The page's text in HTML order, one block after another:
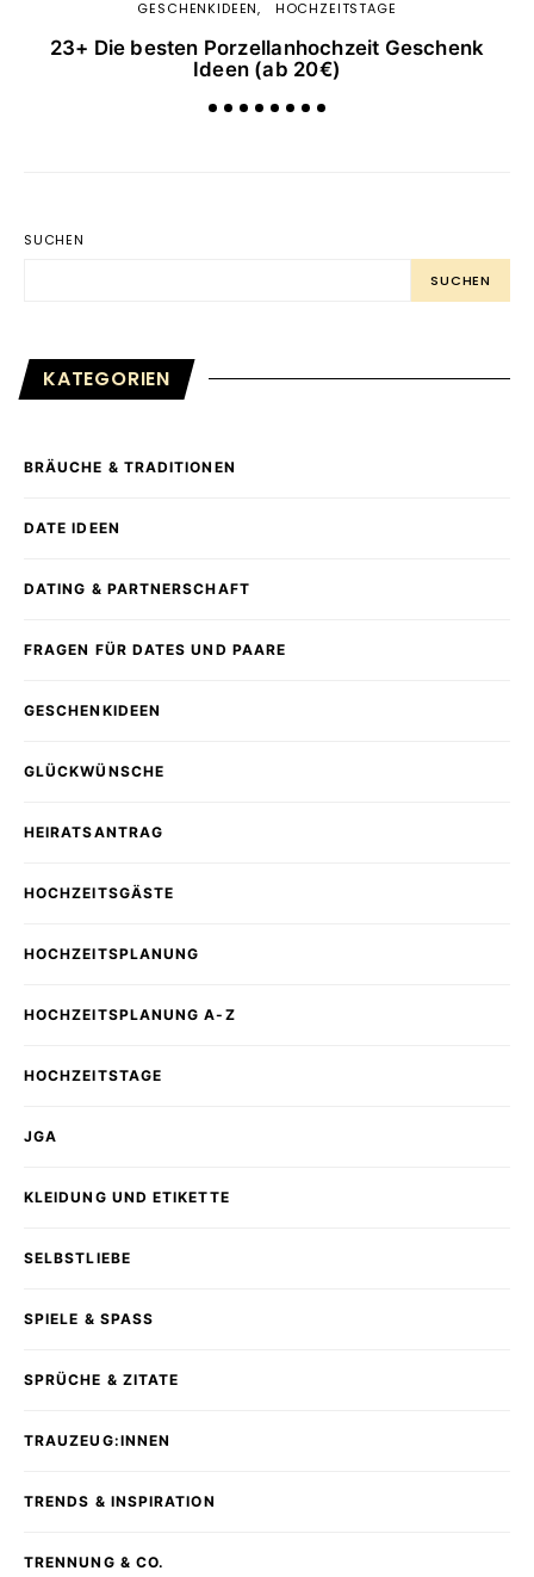
GESCHENKIDEEN HOCHZEITSTAGE
23+ Die besten Porzellanhochzeit Geschenk
Ideen (ab 20€)
SUCHEN
SUCHEN
KATEGORIEN
BRÄUCHE & TRADITIONEN
DATE IDEEN
DATING & PARTNERSCHAFT
FRAGEN FÜR DATES UND PAARE
GESCHENKIDEEN
GLÜCKWÜNSCHE
HEIRATSANTRAG
HOCHZEITSGÄSTE
HOCHZEITSPLANUNG
HOCHZEITSPLANUNG A-Z
HOCHZEITSTAGE
JGA
KLEIDUNG UND ETIKETTE
SELBSTLIEBE
SPIELE & SPASS
SPRÜCHE & ZITATE
TRAUZEUG:INNEN
TRENDS & INSPIRATION
TRENNUNG & CO.